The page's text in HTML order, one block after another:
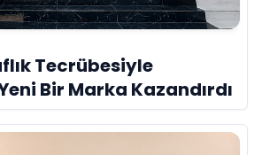
Tecrübesiyle
Bir Marka Kazandırdı